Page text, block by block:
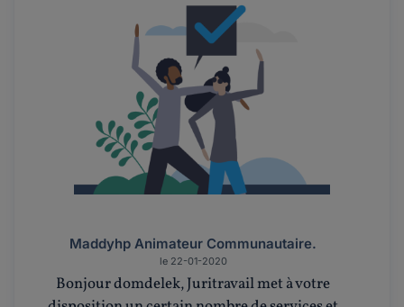
Maddyhp Animateur Communautaire.
le 22-01-2020
Bonjour domdelek, Juritravail met à votre